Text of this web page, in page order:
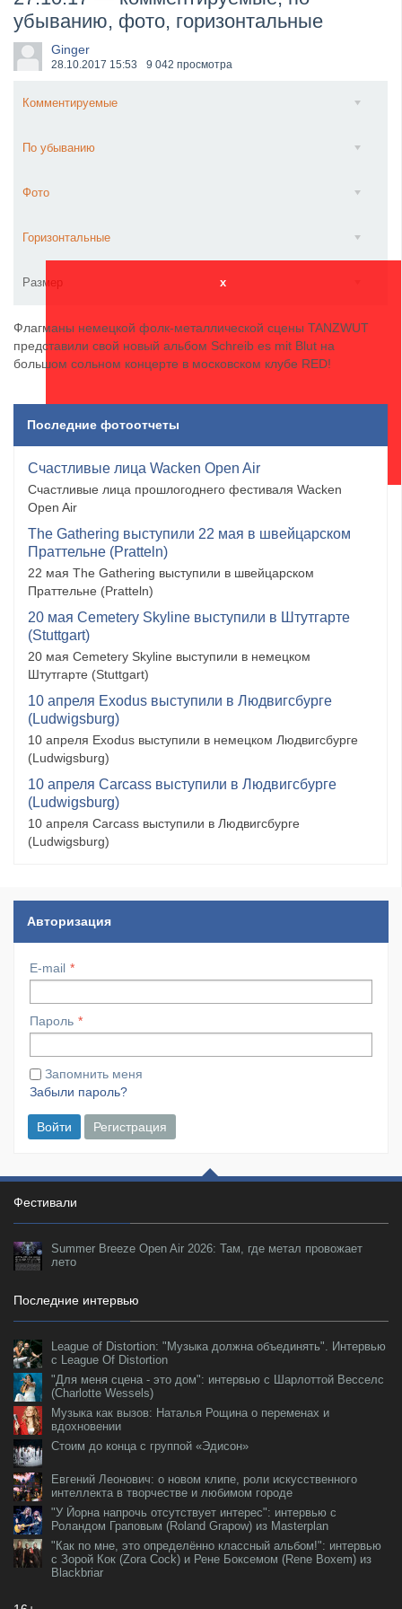
​Wacken Open Air 2027 объявил новую волну участ...
убыванию, фото, горизонтальные
Ginger
28.10.2017 15:53 9 042 просмотра
Комментируемые
По убыванию
Фото
Горизонтальные
Размер x
Флагманы немецкой фолк-металлической сцены TANZWUT
представили свой новый альбом Schreib es mit Blut на
большом сольном концерте в московском клубе RED!
Последние фотоотчеты
Счастливые лица Wacken Open Air
Счастливые лица прошлогоднего фестиваля Wacken
Open Air
The Gathering выступили 22 мая в швейцарском
Праттельне (Pratteln)
22 мая The Gathering выступили в швейцарском
Праттельне (Pratteln)
20 мая Cemetery Skyline выступили в Штутгарте
(Stuttgart)
20 мая Cemetery Skyline выступили в немецком
Штутгарте (Stuttgart)
10 апреля Exodus выступили в Людвигсбурге
(Ludwigsburg)
10 апреля Exodus выступили в немецком Людвигсбурге
(Ludwigsburg)
10 апреля Carcass выступили в Людвигсбурге
(Ludwigsburg)
10 апреля Carcass выступили в Людвигсбурге
(Ludwigsburg)
Авторизация
E-mail
Пароль
Запомнить меня
Забыли пароль?
Войти Регистрация
Фестивали
Summer Breeze Open Air 2026: Там, где метал провожает
лето
Последние интервью
League of Distortion: "Музыка должна объединять". Интервью
с League Of Distortion
"Для меня сцена - это дом": интервью с Шарлоттой Весселс
(Charlotte Wessels)
Музыка как вызов: Наталья Рощина о переменах и
вдохновении
Стоим до конца с группой «Эдисон»
Евгений Леонович: о новом клипе, роли искусственного
интеллекта в творчестве и любимом городе
"У Йорна напрочь отсутствует интерес": интервью с
Роландом Граповым (Roland Grapow) из Masterplan
"Как по мне, это определённо классный альбом!": интервью
с Зорой Кок (Zora Cock) и Рене Боксемом (Rene Boxem) из
Blackbriar